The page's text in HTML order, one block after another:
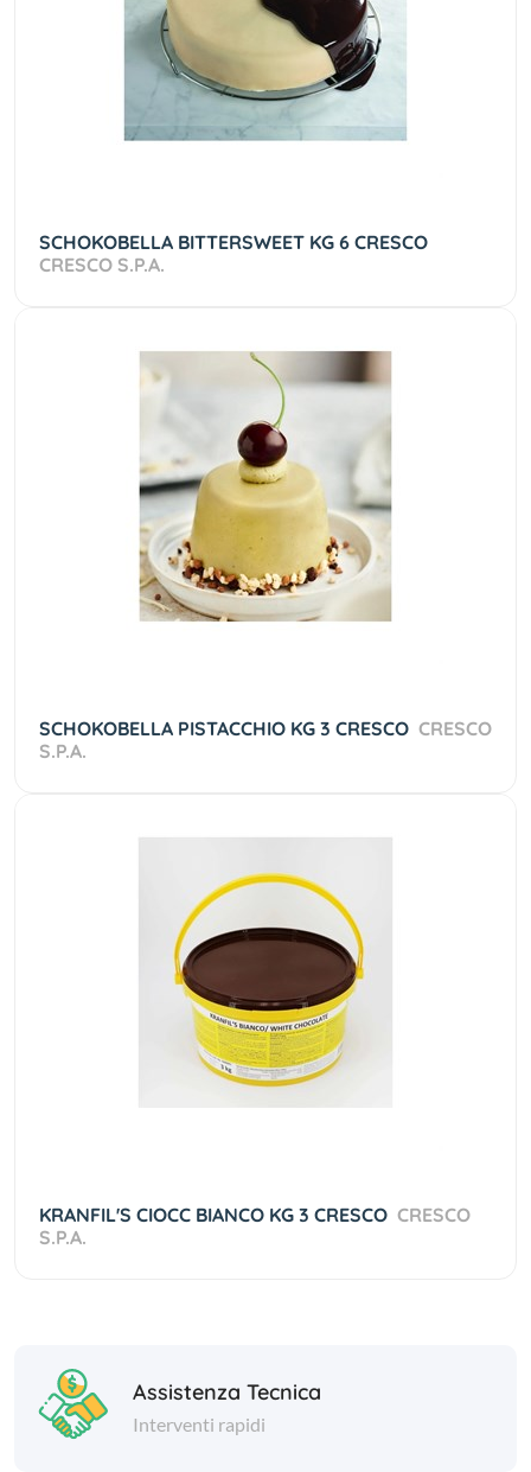
SCHOKOBELLA BITTERSWEET KG 6 CRESCO
CRESCO S.P.A.
SCHOKOBELLA PISTACCHIO KG 3 CRESCO CRESCO
S.P.A.
KRANFIL'S CIOCC BIANCO KG 3 CRESCO CRESCO
S.P.A.
Assistenza Tecnica
Interventi rapidi